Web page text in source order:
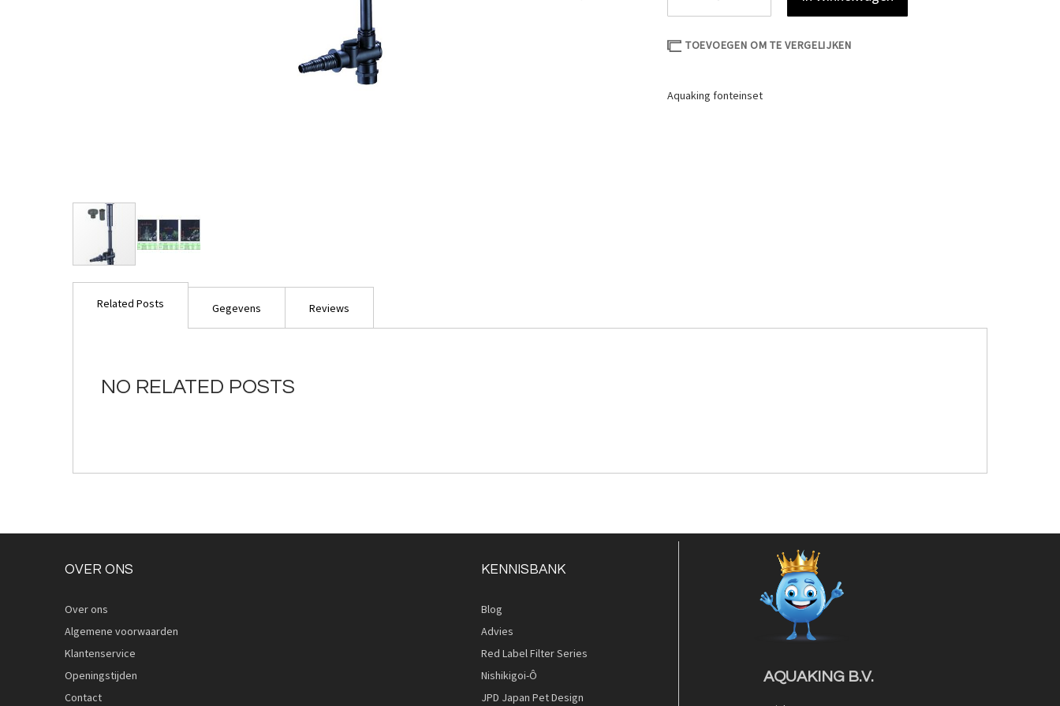
TOEVOEGEN OM TE VERGELIJKEN
Aquaking fonteinset
gallerij
Related Posts
NO RELATED POSTS
Gegevens Reviews
OVER ONS
Over ons
Algemene voorwaarden
Klantenservice
Openingstijden
Contact
KENNISBANK
Blog
Advies
Red Label Filter Series
Nishikigoi-Ô
JPD Japan Pet Design
AQUAKING B.V.